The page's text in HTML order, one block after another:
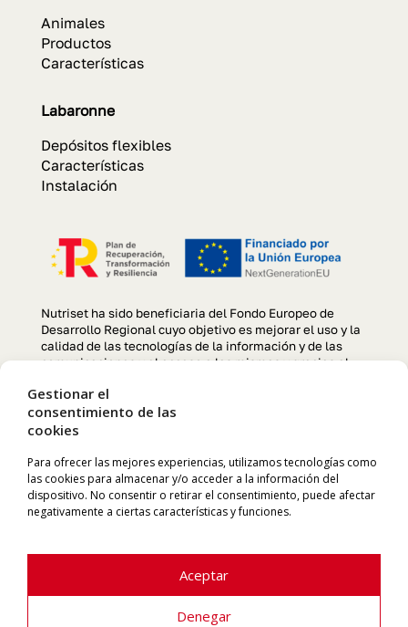
Gestionar el
consentimiento de las
cookies
Para ofrecer las mejores experiencias, utilizamos tecnologías como
las cookies para almacenar y/o acceder a la información del
dispositivo. No consentir o retirar el consentimiento, puede afectar
negativamente a ciertas características y funciones.
Aceptar
Denegar
Animales
Productos
Características
Labaronne
Depósitos flexibles
Características
Instalación
Nutriset ha sido beneficiaria del Fondo Europeo de
Desarrollo Regional cuyo objetivo es mejorar el uso y la
calidad de las tecnologías de la información y de las
comunicaciones y el acceso a las mismas y gracias al
optimización de la página web, para la mejora de
competitividad y productividad de la empresa durante el
año 2022. Para ello ha contado con el apoyo del
Manresa. «Una manera de hacer Europa»